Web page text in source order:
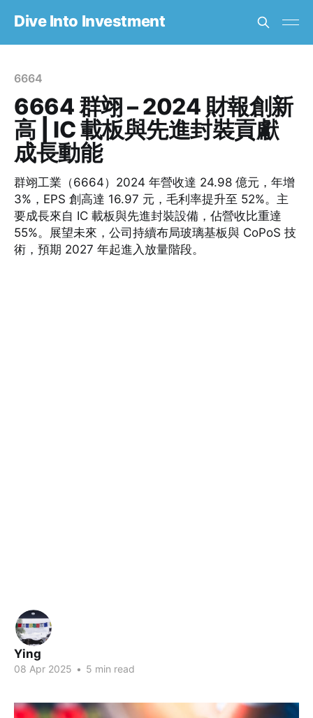
Dive Into Investment
6664
6664 群翊 – 2024 財報創新
高 | IC 載板與先進封裝貢獻
成長動能
群翊工業（6664）2024 年營收達 24.98 億元，年增
3%，EPS 創高達 16.97 元，毛利率提升至 52%。主
要成長來自 IC 載板與先進封裝設備，佔營收比重達
55%。展望未來，公司持續布局玻璃基板與 CoPoS 技
術，預期 2027 年起進入放量階段。
Ying
08 Apr 2025 • 5 min read